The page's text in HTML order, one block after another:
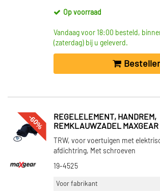
Op voorraad
Vandaag voor 18:00 besteld,
(zaterdag) bij u geleverd.
-60%
REGELELEMENT, HANDREM,
REMKLAUWZADEL
TRW, voor voertuigen met
afdichtring, Met schroeven
19-4525
Voor fabrikant